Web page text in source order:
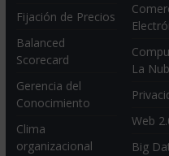
Fijación de Precios
Balanced
Scorecard
Gerencia del
Conocimiento
Clima
organizacional
La
Web
Big